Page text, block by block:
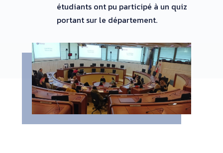
étudiants ont pu participé à un quiz
portant sur le département.